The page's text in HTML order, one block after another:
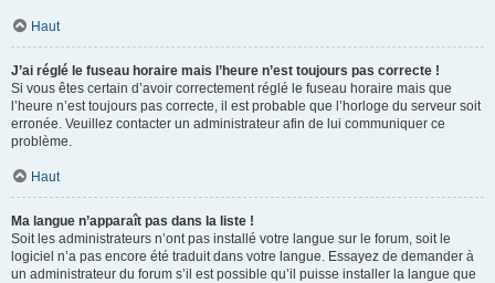
Haut
J’ai réglé le fuseau horaire mais l’heure n’est toujours pas correcte !
Si vous êtes certain d’avoir correctement réglé le fuseau horaire mais que
l’heure n’est toujours pas correcte, il est probable que l’horloge du serveur soit
erronée. Veuillez contacter un administrateur afin de lui communiquer ce
problème.
Haut
Ma langue n’apparaît pas dans la liste !
Soit les administrateurs n’ont pas installé votre langue sur le forum, soit le
logiciel n’a pas encore été traduit dans votre langue. Essayez de demander à
un administrateur du forum s’il est possible qu’il puisse installer la langue que